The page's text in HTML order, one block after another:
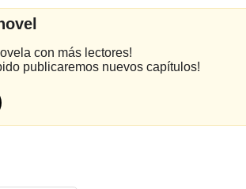
con más lectores!
publicaremos nuevos capítulos!